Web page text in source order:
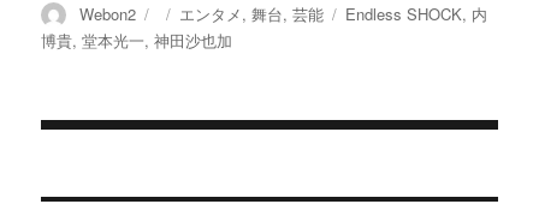
投
稿
Webon2
投
稿
カ
テ
エンタメ,舞台,芸能
タ
Endless SHOCK, 内
博貴,堂本光一,神田沙也加
稿